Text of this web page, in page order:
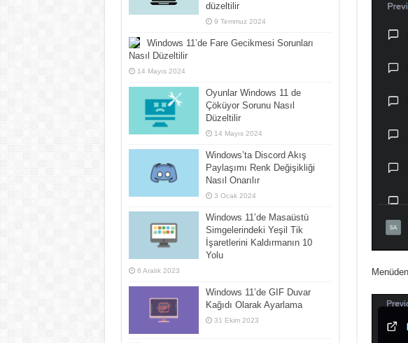
düzeltilir
9 Temmuz 2024
Windows 11’de Fare Gecikmesi Sorunları
Nasıl Düzeltilir
14 Mayıs 2024
Oyunlar Windows 11 de
Çöküyor Sorunu Nasıl
Düzeltilir
14 Mayıs 2024
Windows’ta Discord Akış
Paylaşımı Renk Değişikliği
Nasıl Onarılır
3 Ocak 2024
Windows 11’de Masaüstü
Simgelerindeki Yeşil Tik
İşaretlerini Kaldırmanın 10
Yolu
6 Aralık 2023
Windows 11’de GIF Duvar
Kağıdı Olarak Ayarlama
31 Ekim 2023